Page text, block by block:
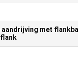
aandrijving met